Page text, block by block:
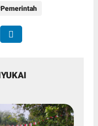
Pemerintah